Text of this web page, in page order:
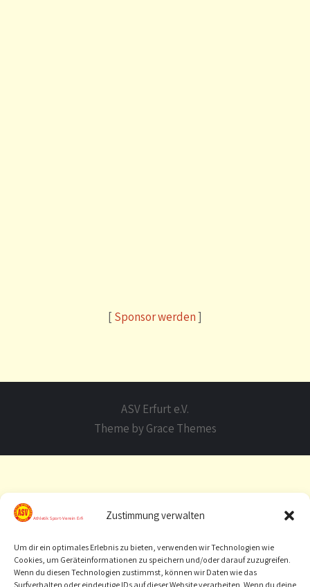
Zustimmung verwalten
Um dir ein optimales Erlebnis zu bieten, verwenden wir Technologien wie
Cookies, um Geräteinformationen zu speichern und/oder darauf zuzugreifen.
Wenn du diesen Technologien zustimmst, können wir Daten wie das
Surfverhalten oder eindeutige IDs auf dieser Website verarbeiten. Wenn du deine
[ Sponsor werden]
ASV Erfurt e.V.
Theme by Grace Themes